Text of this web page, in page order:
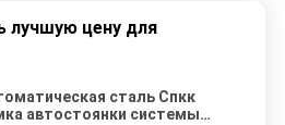
лучшую цену для
сталь Спкк
автостоянки системы